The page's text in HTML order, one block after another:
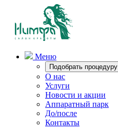
Меню
Подобрать процедуру
О нас
Услуги
Новости и акции
Аппаратный парк
До/после
Контакты